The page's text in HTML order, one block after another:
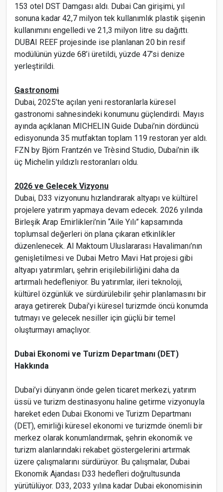
153 otel DST Damgası aldı. Dubai Can girişimi, yıl
sonuna kadar 42,7 milyon tek kullanımlık plastik şişenin
kullanımını engelledi ve 21,3 milyon litre su dağıttı.
DUBAI REEF projesinde ise planlanan 20 bin resif
modülünün yüzde 68’i üretildi, yüzde 47’si denize
yerleştirildi.
Gastronomi
Dubai, 2025’te açılan yeni restoranlarla küresel
gastronomi sahnesindeki konumunu güçlendirdi. Mayıs
ayında açıklanan MICHELIN Guide Dubai’nin dördüncü
edisyonunda 35 mutfaktan toplam 119 restoran yer aldı.
FZN by Björn Frantzén ve Trèsind Studio, Dubai’nin ilk
üç Michelin yıldızlı restoranları oldu.
2026 ve Gelecek Vizyonu
Dubai, D33 vizyonunu hızlandırarak altyapı ve kültürel
projelere yatırım yapmaya devam edecek. 2026 yılında
Birleşik Arap Emirlikleri’nin “Aile Yılı” kapsamında
toplumsal değerleri ön plana çıkaran etkinlikler
düzenlenecek. Al Maktoum Uluslararası Havalimanı’nın
genişletilmesi ve Dubai Metro Mavi Hat projesi gibi
altyapı yatırımları, şehrin erişilebilirliğini daha da
artırmalı hedefleniyor. Bu yatırımlar, ileri teknoloji,
kültürel özgünlük ve sürdürülebilir şehir planlamasını bir
araya getirerek Dubai’yi küresel turizmde öncü konumda
tutmayı ve gelecek nesiller için güçlü bir temel
oluşturmayı amaçlıyor.
Dubai Ekonomi ve Turizm Departmanı (DET)
Hakkında
Dubai’yi dünyanın önde gelen ticaret merkezi, yatırım
üssü ve turizm destinasyonu haline getirme vizyonuyla
hareket eden Dubai Ekonomi ve Turizm Departmanı
(DET), emirliği küresel ekonomi ve turizmde önemli bir
merkez olarak konumlandırmak, şehrin ekonomik ve
turizm alanlarındaki rekabet göstergelerini artırmak
üzere çalışmalarını sürdürüyor. Bu çalışmalar, Dubai
Ekonomik Ajandası D33 hedefleri doğrultusunda
yürütülüyor. D33, 2033 yılına kadar Dubai ekonomisinin